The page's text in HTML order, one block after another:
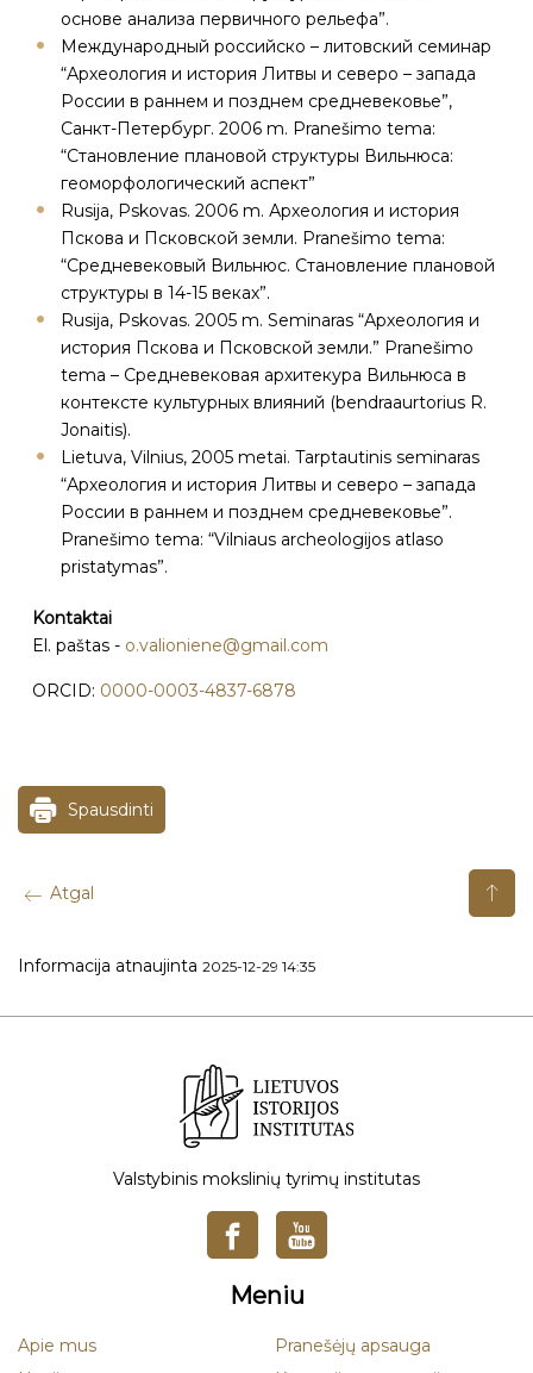
основе анализа первичного рельефа”.
Международный российско – литовский семинар
“Археология и история Литвы и северо – запада
России в раннем и позднем средневековье”,
Санкт-Петербург. 2006 m. Pranešimo tema:
“Становление плановой структуры Вильнюса:
геоморфологический аспект”
Rusija, Pskovas. 2006 m. Археология и история
Пскова и Псковской земли. Pranešimo tema:
“Средневековый Вильнюс. Становление плановой
структуры в 14-15 веках”.
Rusija, Pskovas. 2005 m. Seminaras “Археология и
история Пскова и Псковской земли.” Pranešimo
tema – Cpeдневековая архитекура Вильнюса в
контексте культурных влияний (bendraaurtorius R.
Jonaitis).
Lietuva, Vilnius, 2005 metai. Tarptautinis seminaras
“Археология и история Литвы и северо – запада
России в раннем и позднем средневековье”.
Pranešimo tema: “Vilniaus archeologijos atlaso
pristatymas”.
Kontaktai
El. paštas - o.valioniene@gmail.com
ORCID: 0000-0003-4837-6878
Spausdinti
Atgal
Informacija atnaujinta 2025-12-29 14:35
Valstybinis mokslinių tyrimų institutas
Meniu
Apie mus
Pranešėjų apsauga